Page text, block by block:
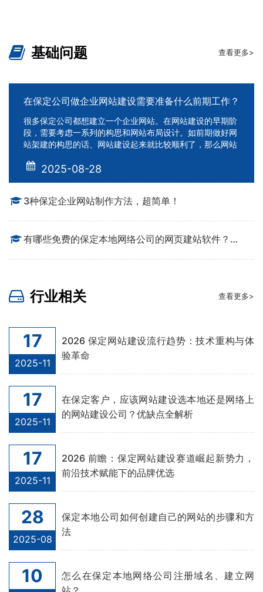
基础问题 查看更多>
在保定公司做企业网站建设需要准备什么前期工作？
很多保定公司都想建立一个企业网站。在网站建设的早期阶
段，需要考虑一系列的构思和网站布局设计。如前期做好网
站架建的构思的话、网站建设起来就比较顺利了，那么网站
的商业网站可以有不同的类型和风格。 企业网站建设的目标
2025-08-28
3种保定企业网站制作方法，超简单！
有哪些免费的保定本地网络公司的网页建站软件？其中哪款比较好用呢？
行业相关 查看更多>
17
2025-11
2026 保定网站建设流行趋势：技术重构与体
验革命
17
2025-11
在保定客户，应该网站建设选本地还是网络上
的网站建设公司？优缺点全解析
17
2025-11
2026 前瞻：保定网站建设赛道崛起新势力，
前沿技术赋能下的品牌优选
28
2025-08
保定本地公司如何创建自己的网站的步骤和方
法
10
怎么在保定本地网络公司注册域名、建立网